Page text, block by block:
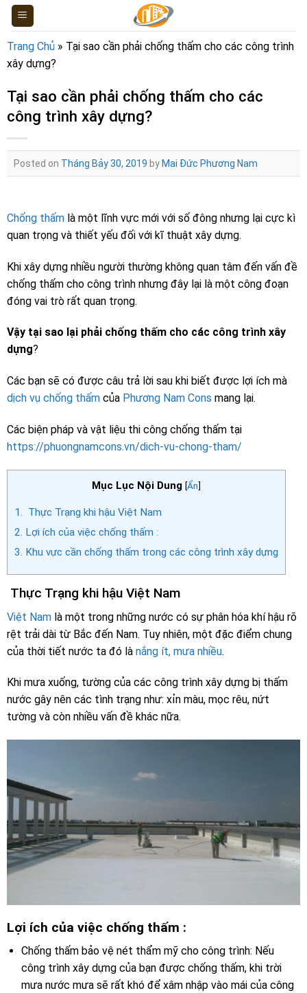
Skip
content
Trang Chủ » Tại sao cần phải chống thấm cho các công trình
xây dựng?
Tại sao cần phải chống thấm cho các
công trình xây dựng?
Posted on Tháng Bảy 30, 2019 by Mai Đức Phương Nam
Chống thấm là một lĩnh vực mới với số đông nhưng lại cực kì
quan trọng và thiết yếu đối với kĩ thuật xây dựng.
Khi xây dựng nhiều người thường không quan tâm đến vấn đề
chống thấm cho công trình nhưng đây lại là một công đoạn
đóng vai trò rất quan trọng.
Vậy tại sao lại phải chống thấm cho các công trình xây
dựng?
Các bạn sẽ có được câu trả lời sau khi biết được lợi ích mà
dịch vụ chống thấm của Phương Nam Cons mang lại.
Các biện pháp và vật liệu thi công chống thấm tại
https://phuongnamcons.vn/dich-vu-chong-tham/
Mục Lục Nội Dung [Ẩn]
1. Thực Trạng khi hậu Việt Nam
2. Lợi ích của việc chống thấm :
3. Khu vực cần chống thấm trong các công trình xây dựng
Thực Trạng khi hậu Việt Nam
Việt Nam là một trong những nước có sự phân hóa khí hậu rõ
rệt trải dài từ Bắc đến Nam. Tuy nhiên, một đặc điểm chung
của thời tiết nước ta đó là nắng ít, mưa nhiều.
Khi mưa xuống, tường của các công trình xây dựng bị thấm
nước gây nên các tình trạng như: xỉn màu, mọc rêu, nứt
tường và còn nhiều vấn đề khác nữa.
Lợi ích của việc chống thấm :
Chống thấm bảo vệ nét thẩm mỹ cho công trình: Nếu
công trình xây dựng của bạn được chống thấm, khi trời
mưa nước mưa sẽ rất khó để xâm nhập vào mái của công